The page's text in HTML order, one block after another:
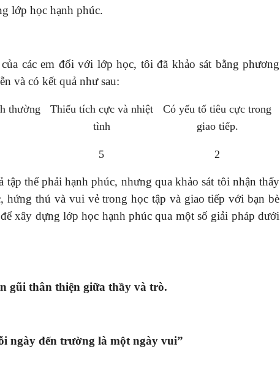
lớp học hạnh phúc.
các em đối với lớp học, tôi đã khảo sát bằng phương
và có kết quả như sau:
thường
Thiếu tích cực và nhiệt
tình
Có yếu tố tiêu cực trong
giao tiếp.
5 2
thể phải hạnh phúc, nhưng qua khảo sát tôi nhận thấy
hứng thú và vui vẻ trong học tập và giao tiếp với bạn bè
xây dựng lớp học hạnh phúc qua một số giải pháp dưới
gũi thân thiện giữa thầy và trò.
ngày đến trường là một ngày vui”